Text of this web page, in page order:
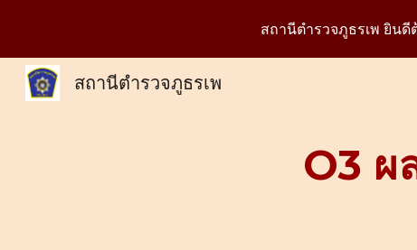
สถานีตำรวจภูธรเพ ยิน
สถานีตำรวจภูธรเพ
O3 ผ